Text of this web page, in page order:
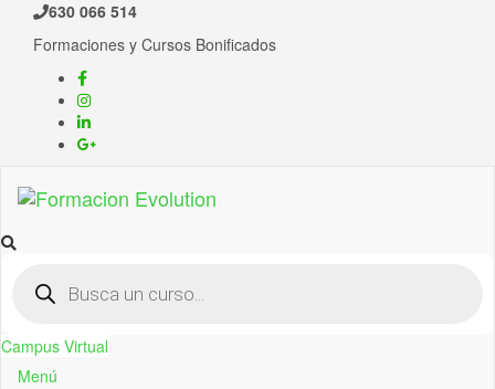
630 066 514
Formaciones y Cursos Bonificados
Campus Virtual
Menú